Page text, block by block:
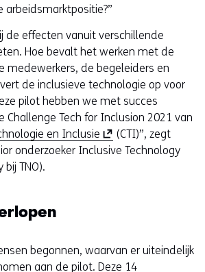
de effecten vanuit verschillende
Hoe bevalt het werken met de
medewerkers, de begeleiders en
de inclusieve technologie op voor
pilot hebben we met succes
Challenge Tech for Inclusion 2021 van
en Inclusie (
o
n
n
(CTI)”, zegt
onderzoeker Inclusive Technology
TNO).
begonnen, waarvan er uiteindelijk
aan de pilot. Deze 14